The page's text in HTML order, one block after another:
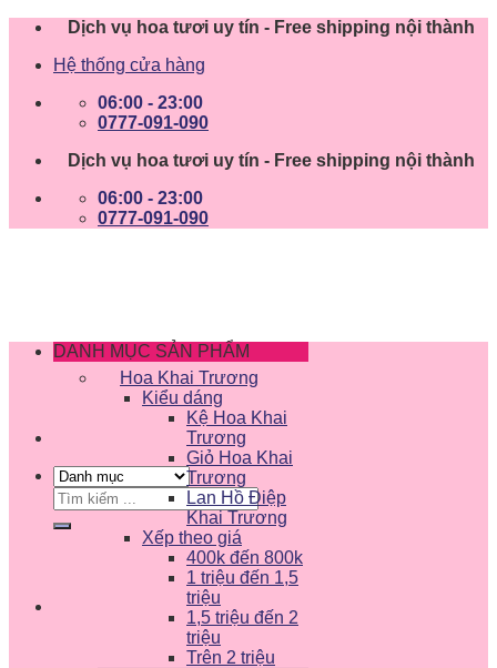
Skip
content
Dịch vụ hoa tươi uy tín - Free shipping nội thành
Hệ thống cửa hàng
06:00 - 23:00
0777-091-090
Dịch vụ hoa tươi uy tín - Free shipping nội thành
06:00 - 23:00
0777-091-090
Tìm
kiếm:
DANH MỤC SẢN PHẨM
Hoa Khai Trương
Kiểu dáng
Kệ Hoa Khai
Trương
Giỏ Hoa Khai
Trương
Lan Hồ Điệp
Khai Trương
Xếp theo giá
400k đến 800k
1 triệu đến 1,5
triệu
1,5 triệu đến 2
triệu
Trên 2 triệu